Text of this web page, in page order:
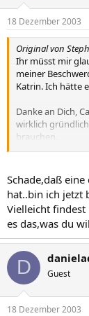
18 Dezember 2003
Original von
Ihr müsst mir
meiner
Katrin. Ich hätte
Danke an Dich,
wirklich
brauchen.
bemitleidest,
Deiner
Schade,daß
hat..bin ich jetzt
Vielleicht findest
es das,was du
D Guest
18 Dezember 2003